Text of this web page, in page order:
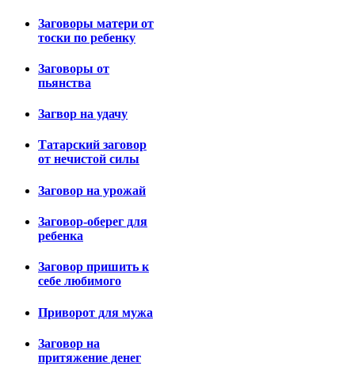
Заговоры матери от
тоски по ребенку
Заговоры от
пьянства
Загвор на удачу
Татарский заговор
от нечистой силы
Заговор на урожай
Заговор-оберег для
ребенка
Заговор пришить к
себе любимого
Приворот для мужа
Заговор на
притяжение денег